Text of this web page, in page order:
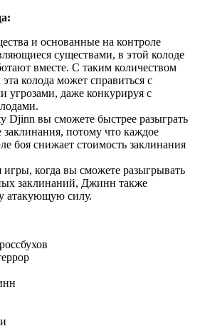
и основанные на контроле
существами, в этой колоде
вместе. С таким количеством
колода может справиться с
угрозами, даже конкурируя с
Djinn вы сможете быстрее разыграть
потому что каждое
боя снижает стоимость заклинания
игры, когда вы сможете разыгрывать
заклинаний, Джинн также
атакующую силу.